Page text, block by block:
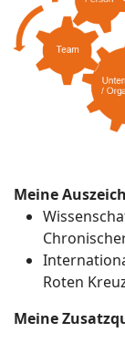
Meine
Roten
Meine